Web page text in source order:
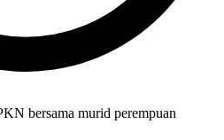
bersama murid perempuan